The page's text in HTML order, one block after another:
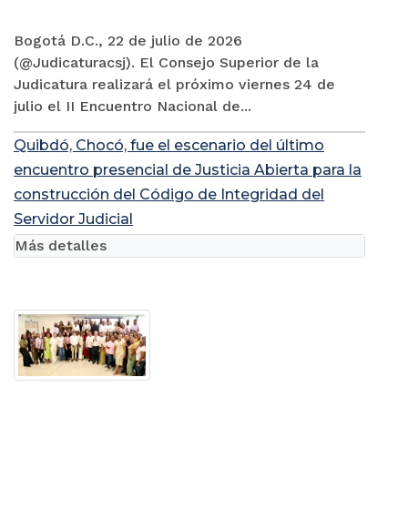
Bogotá D.C., 22 de julio de 2026
(@Judicaturacsj). El Consejo Superior de la
Judicatura realizará el próximo viernes 24 de
julio el II Encuentro Nacional de...
Quibdó, Chocó, fue el escenario del último
encuentro presencial de Justicia Abierta para la
construcción del Código de Integridad del
Servidor Judicial
Más detalles